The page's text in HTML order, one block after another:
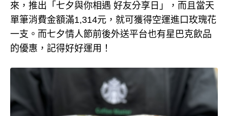
來，推出「七夕與你相遇 好友分享日」，而且當天
單筆消費金額滿1,314元，就可獲得空運進口玫瑰花
一支。而七夕情人節前後外送平台也有星巴克飲品
的優惠，記得好好運用！